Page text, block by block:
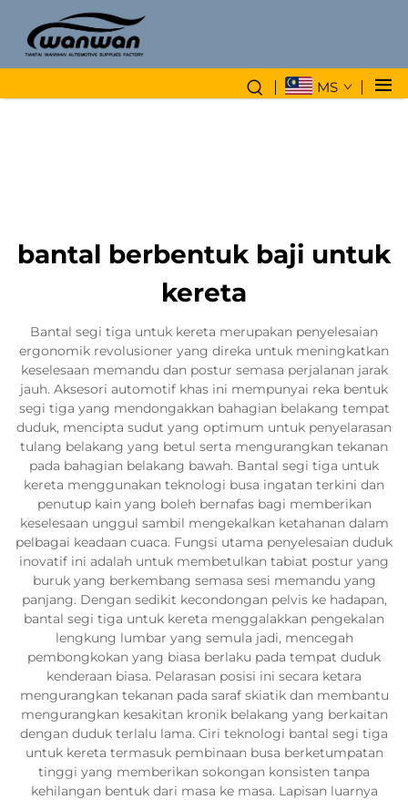
MS
bantal berbentuk baji untuk
kereta
Bantal segi tiga untuk kereta merupakan penyelesaian
ergonomik revolusioner yang direka untuk meningkatkan
keselesaan memandu dan postur semasa perjalanan jarak
jauh. Aksesori automotif khas ini mempunyai reka bentuk
segi tiga yang mendongakkan bahagian belakang tempat
duduk, mencipta sudut yang optimum untuk penyelarasan
tulang belakang yang betul serta mengurangkan tekanan
pada bahagian belakang bawah. Bantal segi tiga untuk
kereta menggunakan teknologi busa ingatan terkini dan
penutup kain yang boleh bernafas bagi memberikan
keselesaan unggul sambil mengekalkan ketahanan dalam
pelbagai keadaan cuaca. Fungsi utama penyelesaian duduk
inovatif ini adalah untuk membetulkan tabiat postur yang
buruk yang berkembang semasa sesi memandu yang
panjang. Dengan sedikit kecondongan pelvis ke hadapan,
bantal segi tiga untuk kereta menggalakkan pengekalan
lengkung lumbar yang semula jadi, mencegah
pembongkokan yang biasa berlaku pada tempat duduk
kenderaan biasa. Pelarasan posisi ini secara ketara
mengurangkan tekanan pada saraf skiatik dan membantu
mengurangkan kesakitan kronik belakang yang berkaitan
dengan duduk terlalu lama. Ciri teknologi bantal segi tiga
untuk kereta termasuk pembinaan busa berketumpatan
tinggi yang memberikan sokongan konsisten tanpa
kehilangan bentuk dari masa ke masa. Lapisan luarnya